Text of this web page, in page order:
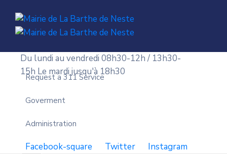
Du lundi au vendredi 08h30-12h / 13h30-
15h Le mardi jusqu'à 18h30
Request a 311 Service
Goverment
Administration
Facebook-square Twitter Instagram